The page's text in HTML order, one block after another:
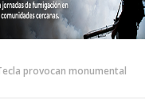
provocan monumental